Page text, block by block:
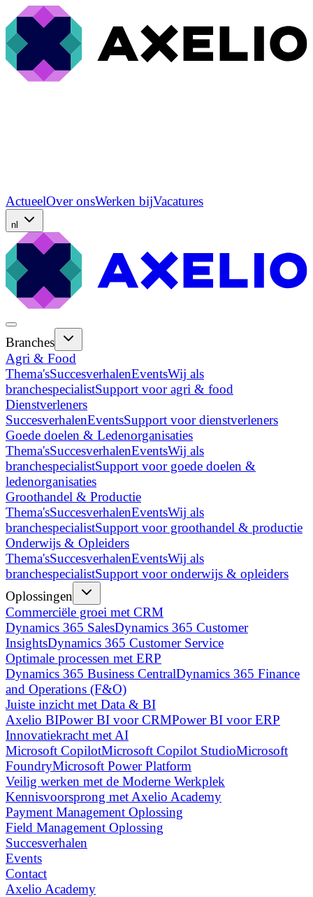
ActueelOver onsWerken bijVacatures
nl
Branches
Agri & Food
Thema'sSuccesverhalenEventsWij als
branchespecialistSupport voor agri & food
Dienstverleners
SuccesverhalenEventsSupport voor dienstverleners
Goede doelen & Ledenorganisaties
Thema'sSuccesverhalenEventsWij als
branchespecialistSupport voor goede doelen &
ledenorganisaties
Groothandel & Productie
Thema'sSuccesverhalenEventsWij als
branchespecialistSupport voor groothandel & productie
Onderwijs & Opleiders
Thema'sSuccesverhalenEventsWij als
branchespecialistSupport voor onderwijs & opleiders
Oplossingen
Commerciële groei met CRM
Dynamics 365 SalesDynamics 365 Customer
InsightsDynamics 365 Customer Service
Optimale processen met ERP
Dynamics 365 Business CentralDynamics 365 Finance
and Operations (F&O)
Juiste inzicht met Data & BI
Axelio BIPower BI voor CRMPower BI voor ERP
Innovatiekracht met AI
Microsoft CopilotMicrosoft Copilot StudioMicrosoft
FoundryMicrosoft Power Platform
Veilig werken met de Moderne Werkplek
Kennisvoorsprong met Axelio Academy
Payment Management Oplossing
Field Management Oplossing
Succesverhalen
Events
Contact
Axelio Academy